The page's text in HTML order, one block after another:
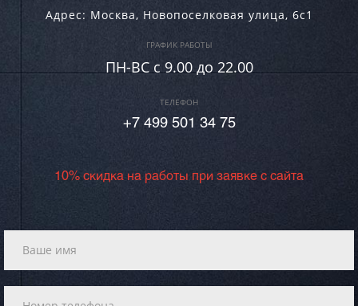
Адрес: Москва, Новопоселковая улица, 6с1
ГРАФИК РАБОТЫ
ПН-ВC c 9.00 до 22.00
ТЕЛЕФОН
+7 499 501 34 75
10% скидка на работы при заявке с сайта